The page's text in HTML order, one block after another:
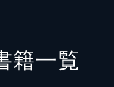
籍一覧